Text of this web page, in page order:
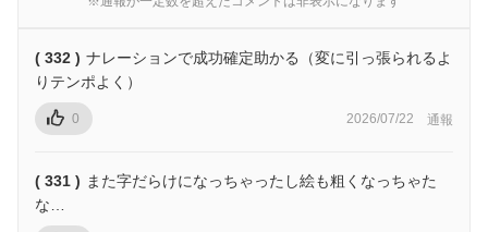
( 332 ) ナレーションで成功確定助かる（変に引っ張られるよ
りテンポよく）
0 2026/07/22 通報
( 331 ) また字だらけになっちゃったし絵も粗くなっちゃた
な…